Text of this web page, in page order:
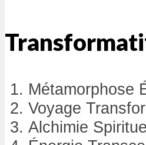
Métamorphose
Voyage
Alchimie